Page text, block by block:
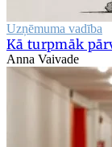
Uzņēmuma vadība
Kā turpmāk
Anna Vaivade